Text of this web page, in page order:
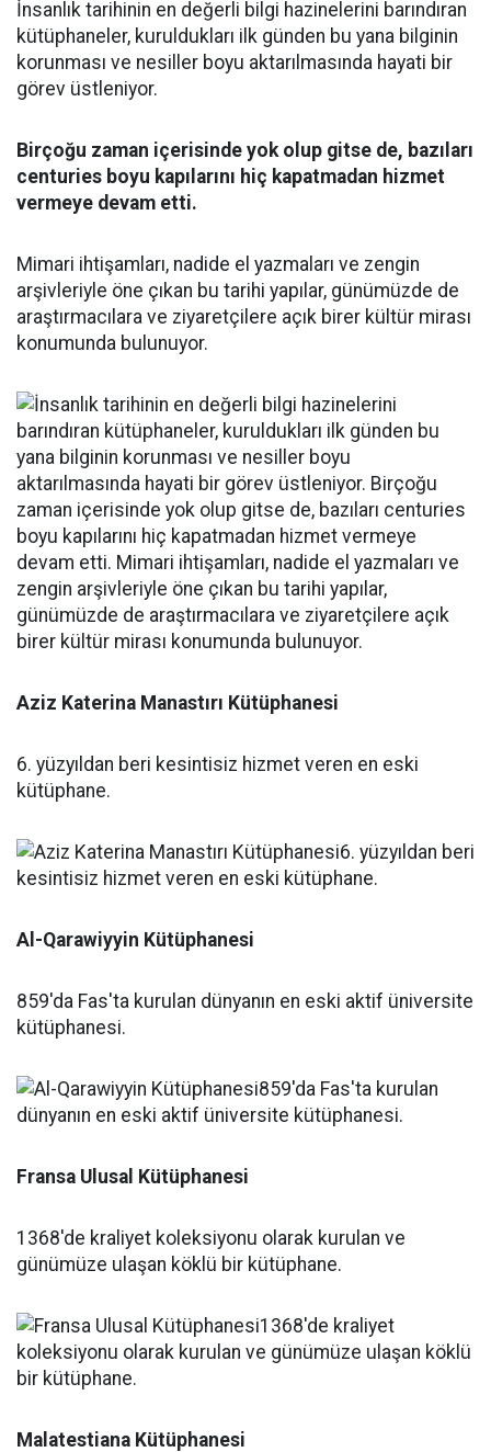
İnsanlık tarihinin en değerli bilgi hazinelerini barındıran
kütüphaneler, kuruldukları ilk günden bu yana bilginin
korunması ve nesiller boyu aktarılmasında hayati bir
görev üstleniyor.
Birçoğu zaman içerisinde yok olup gitse de, bazıları
centuries boyu kapılarını hiç kapatmadan hizmet
vermeye devam etti.
Mimari ihtişamları, nadide el yazmaları ve zengin
arşivleriyle öne çıkan bu tarihi yapılar, günümüzde de
araştırmacılara ve ziyaretçilere açık birer kültür mirası
konumunda bulunuyor.
Aziz Katerina Manastırı Kütüphanesi
6. yüzyıldan beri kesintisiz hizmet veren en eski
kütüphane.
Al-Qarawiyyin Kütüphanesi
859'da Fas'ta kurulan dünyanın en eski aktif üniversite
kütüphanesi.
Fransa Ulusal Kütüphanesi
1368'de kraliyet koleksiyonu olarak kurulan ve
günümüze ulaşan köklü bir kütüphane.
Malatestiana Kütüphanesi